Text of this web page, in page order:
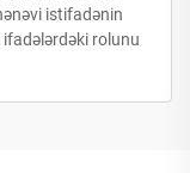
istifadənin
ifadələrdəki rolunu